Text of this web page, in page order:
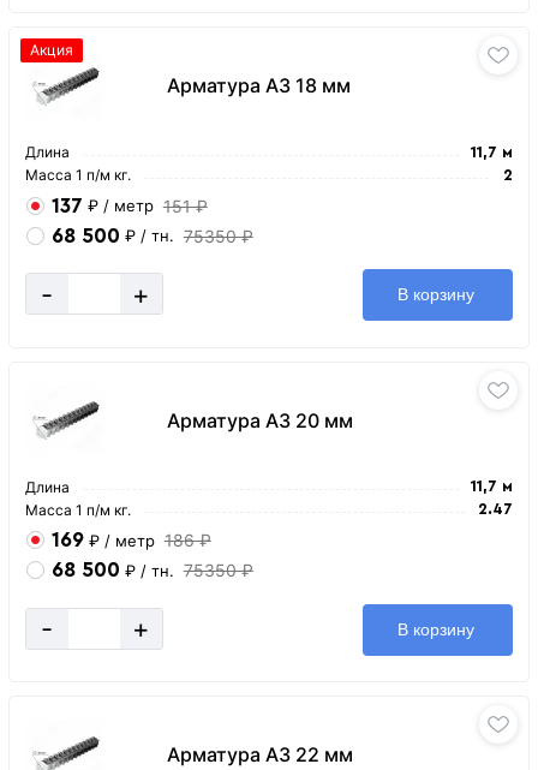
Арматура А3 18 мм
Акция
Длина 11,7 м
Масса 1 п/м кг. 2
137 ₽ / метр 151 ₽
68 500 ₽ / тн. 75350 ₽
- + В корзину
Арматура А3 20 мм
Длина 11,7 м
Масса 1 п/м кг. 2.47
169 ₽ / метр 186 ₽
68 500 ₽ / тн. 75350 ₽
- + В корзину
Арматура А3 22 мм